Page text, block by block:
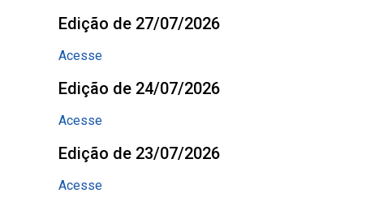
Edição de 27/07/2026
Acesse
Edição de 24/07/2026
Acesse
Edição de 23/07/2026
Acesse